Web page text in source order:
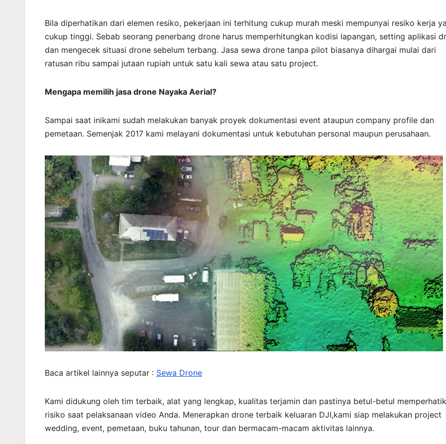
Bila diperhatikan dari elemen resiko, pekerjaan ini terhitung cukup murah meski mempunyai resiko kerja
cukup tinggi. Sebab seorang penerbang drone harus memperhitungkan kodisi lapangan, setting aplikasi
dan mengecek situasi drone sebelum terbang. Jasa sewa drone tanpa pilot biasanya dihargai mulai dari
ratusan ribu sampai jutaan rupiah untuk satu kali sewa atau satu project.
Mengapa memilih jasa drone Nayaka Aerial?
Sampai saat inikami sudah melakukan banyak proyek dokumentasi event ataupun company profile dan
pemetaan. Semenjak 2017 kami melayani dokumentasi untuk kebutuhan personal maupun perusahaan.
Baca artikel lainnya seputar : Sewa Drone
Kami didukung oleh tim terbaik, alat yang lengkap, kualitas terjamin dan pastinya betul-betul
risiko saat pelaksanaan video Anda. Menerapkan drone terbaik keluaran DJI,kami siap melakukan project
wedding, event, pemetaan, buku tahunan, tour dan bermacam-macam aktivitas lainnya.